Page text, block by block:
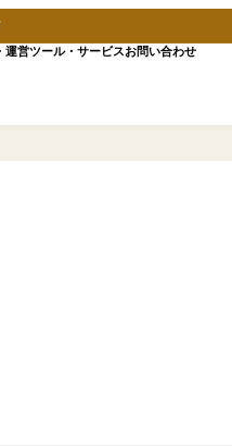
運営ツール・サービスお問い合わせ